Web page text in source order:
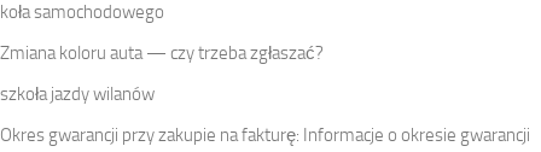
koła samochodowego
Zmiana koloru auta — czy trzeba zgłaszać?
szkoła jazdy wilanów
Okres gwarancji przy zakupie na fakturę: Informacje o okresie gwarancji